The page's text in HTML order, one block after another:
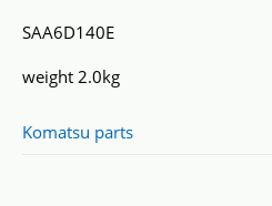
SAA6D140E
weight 2.0kg
Komatsu parts